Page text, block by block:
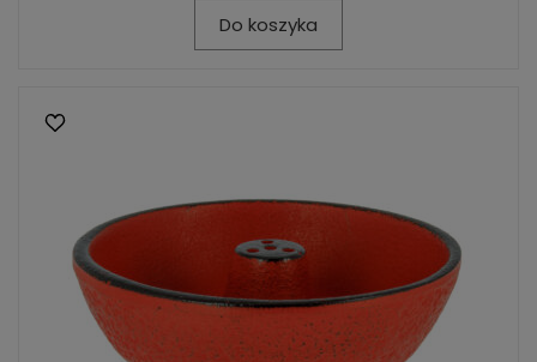
Do koszyka